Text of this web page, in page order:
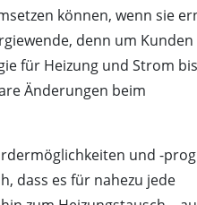
können, wenn sie
denn um
für Heizung und Strom
Änderungen beim
und -
dass es für nahezu jede